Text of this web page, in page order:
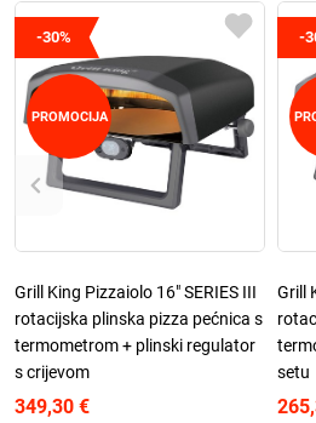
-30%
PROMOCIJA
Grill King Pizzaiolo 16" SERIES III
rotacijska plinska pizza pećnica s
termometrom + plinski regulator
s crijevom
349,30 €
-
Grill
setu